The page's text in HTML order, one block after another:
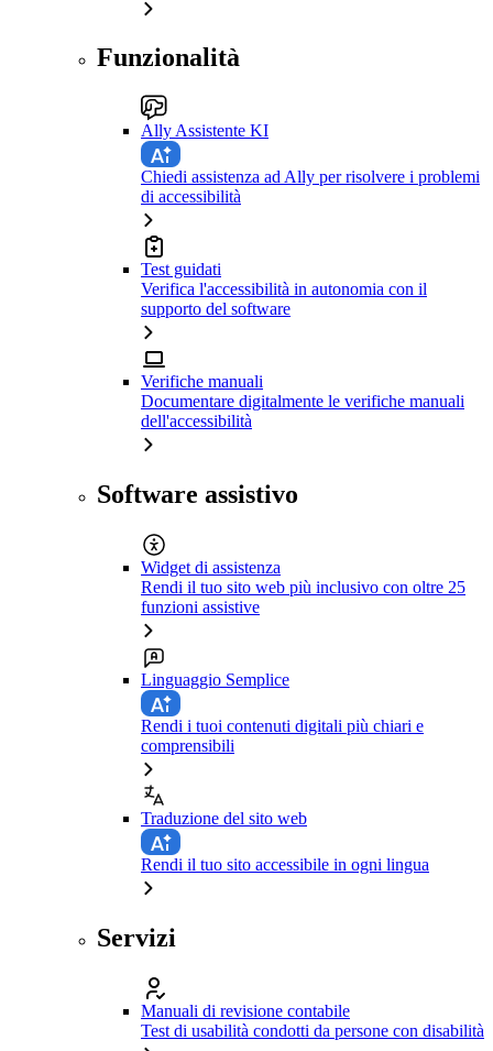
Funzionalità
Ally Assistente KI
Chiedi assistenza ad Ally per risolvere i problemi
di accessibilità
Test guidati
Verifica l'accessibilità in autonomia con il
supporto del software
Verifiche manuali
Documentare digitalmente le verifiche manuali
dell'accessibilità
Software assistivo
Widget di assistenza
Rendi il tuo sito web più inclusivo con oltre 25
funzioni assistive
Linguaggio Semplice
Rendi i tuoi contenuti digitali più chiari e
comprensibili
Traduzione del sito web
Rendi il tuo sito accessibile in ogni lingua
Servizi
Manuali di revisione contabile
Test di usabilità condotti da persone con disabilità